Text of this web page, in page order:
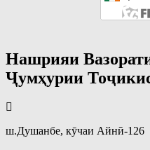
Нашрияи
Ҷумҳурии
ш.Душанбе, кӯчаи Айнӣ-126